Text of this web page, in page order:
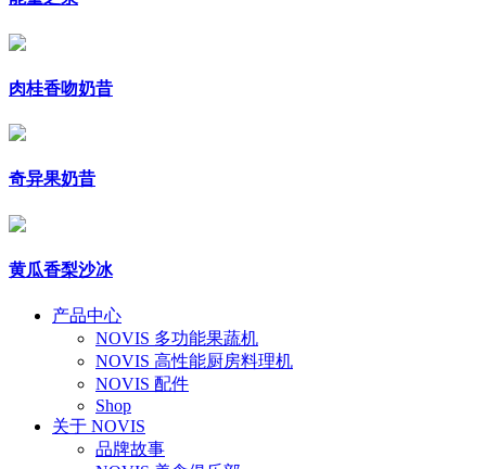
肉桂香吻奶昔
奇异果奶昔
黄瓜香梨沙冰
产品中心
NOVIS 多功能果蔬机
NOVIS 高性能厨房料理机
NOVIS 配件
Shop
关于 NOVIS
品牌故事